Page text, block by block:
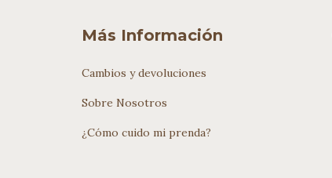
Más Información
Cambios y devoluciones
Sobre Nosotros
¿Cómo cuido mi prenda?